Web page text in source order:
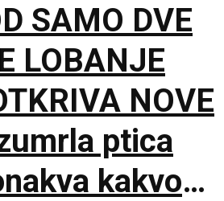
SAMO DVE
LOBANJE
NOVE
ptica
kakvom